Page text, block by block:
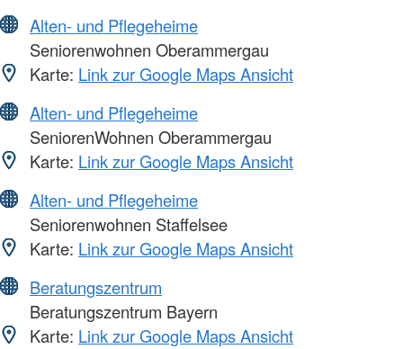
Alten- und Pflegeheime
Seniorenwohnen Oberammergau
Karte: Link zur Google Maps Ansicht
Alten- und Pflegeheime
SeniorenWohnen Oberammergau
Karte: Link zur Google Maps Ansicht
Alten- und Pflegeheime
Seniorenwohnen Staffelsee
Karte: Link zur Google Maps Ansicht
Beratungszentrum
Beratungszentrum Bayern
Karte: Link zur Google Maps Ansicht